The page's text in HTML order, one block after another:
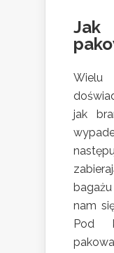
jak
nam
Pod